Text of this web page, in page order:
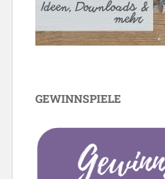
GEWINNSPIELE